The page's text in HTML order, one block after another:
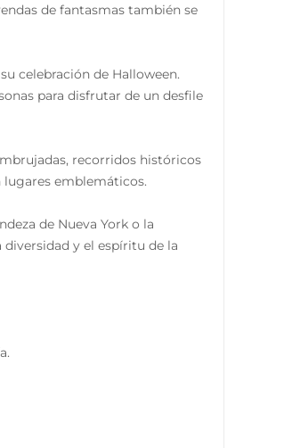
de fantasmas también se
celebración de Halloween.
para disfrutar de un desfile
recorridos históricos
lugares emblemáticos.
de Nueva York o la
y el espíritu de la